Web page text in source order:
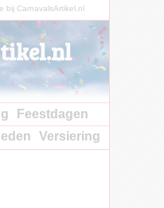
bij CarnavalsArtikel.nl
Feestdagen
Versiering